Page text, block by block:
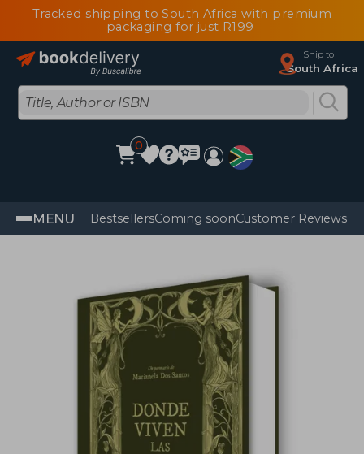
Tracked shipping to South Africa with premium
packaging for just R199
Ship to
South Africa
0
MENU BestsellersComing soonCustomer Reviews